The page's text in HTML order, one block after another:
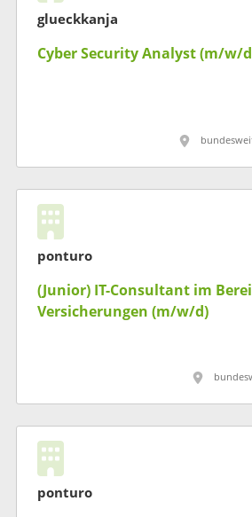
glueckkanja
Cyber Security Analyst (m/w/
ponturo
(Junior) IT-Consultant im
Versicherungen (m/w/d)
ponturo